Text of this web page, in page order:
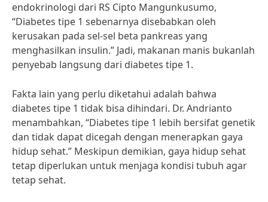
endokrinologi dari RS Cipto Mangunkusumo,
“Diabetes tipe 1 sebenarnya disebabkan oleh
kerusakan pada sel-sel beta pankreas yang
menghasilkan insulin.” Jadi, makanan manis bukanlah
penyebab langsung dari diabetes tipe 1.
Fakta lain yang perlu diketahui adalah bahwa
diabetes tipe 1 tidak bisa dihindari. Dr. Andrianto
menambahkan, “Diabetes tipe 1 lebih bersifat genetik
dan tidak dapat dicegah dengan menerapkan gaya
hidup sehat.” Meskipun demikian, gaya hidup sehat
tetap diperlukan untuk menjaga kondisi tubuh agar
tetap sehat.